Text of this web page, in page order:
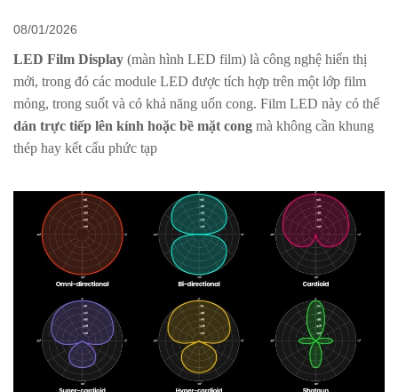
08/01/2026
LED Film Display (màn hình LED film) là công nghệ hiển thị
mới, trong đó các module LED được tích hợp trên một lớp film
mỏng, trong suốt và có khả năng uốn cong. Film LED này có thể
dán trực tiếp lên kính hoặc bề mặt cong mà không cần khung
thép hay kết cấu phức tạp